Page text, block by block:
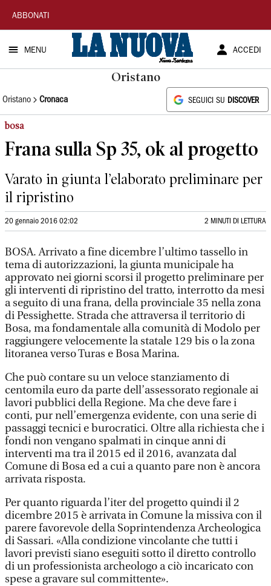
La
Nuova
Sardegna
ABBONATI
MENU ACCEDI
Oristano
Oristano Cronaca SEGUICI SU DISCOVER
bosa
Frana sulla Sp 35, ok al progetto
Varato in giunta l’elaborato preliminare per
il ripristino
20 gennaio 2016 02:02 2 MINUTI DI LETTURA
BOSA. Arrivato a fine dicembre l’ultimo tassello in
tema di autorizzazioni, la giunta municipale ha
approvato nei giorni scorsi il progetto preliminare per
gli interventi di ripristino del tratto, interrotto da mesi
a seguito di una frana, della provinciale 35 nella zona
di Pessighette. Strada che attraversa il territorio di
Bosa, ma fondamentale alla comunità di Modolo per
raggiungere velocemente la statale 129 bis o la zona
litoranea verso Turas e Bosa Marina.
Che può contare su un veloce stanziamento di
centomila euro da parte dell’assessorato regionale ai
lavori pubblici della Regione. Ma che deve fare i
conti, pur nell’emergenza evidente, con una serie di
passaggi tecnici e burocratici. Oltre alla richiesta che i
fondi non vengano spalmati in cinque anni di
interventi ma tra il 2015 ed il 2016, avanzata dal
Comune di Bosa ed a cui a quanto pare non è ancora
arrivata risposta.
Per quanto riguarda l’iter del progetto quindi il 2
dicembre 2015 è arrivata in Comune la missiva con il
parere favorevole della Soprintendenza Archeologica
di Sassari. «Alla condizione vincolante che tutti i
lavori previsti siano eseguiti sotto il diretto controllo
di un professionista archeologo a ciò incaricato con
spese a gravare sul committente».